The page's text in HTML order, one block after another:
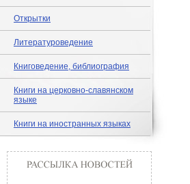
Открытки
Литературоведение
Книговедение, библиография
Книги на церковно-славянском
языке
Книги на иностранных языках